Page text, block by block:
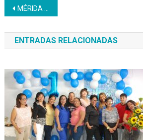
Navegación
de
entradas
MÉRIDA | Congreso Bicentenario de los Pueblos aportará estrategias para mejorar la salud en la entidad
ENTRADAS RELACIONADAS